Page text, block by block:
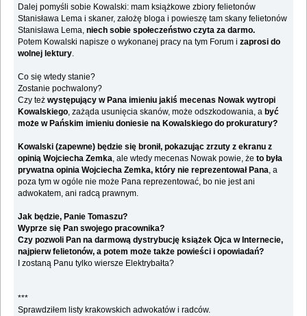
Dalej pomyśli sobie Kowalski: mam książkowe zbiory felietonów
Stanisława Lema i skaner, założę bloga i powieszę tam skany felietonów
Stanisława Lema,niech sobie społeczeństwo czyta za darmo.
Potem Kowalski napisze o wykonanej pracy na tym Forum izaprosi do
wolnej lektury.
Co się wtedy stanie?
Zostanie pochwalony?
Czy teżwystępujący w Pana imieniu jakiś mecenas Nowak wytropi
Kowalskiego, zażąda usunięcia skanów, może odszkodowania, a być
może w Pańskim imieniu doniesie na Kowalskiego do prokuratury?
Kowalski (zapewne) będzie się bronił, pokazując zrzuty z ekranu z
opinią Wojciecha Zemka, ale wtedy mecenas Nowak powie, żeto była
prywatna opinia Wojciecha Zemka, który nie reprezentował Pana, a
poza tym w ogóle nie może Pana reprezentować, bo nie jest ani
adwokatem, ani radcą prawnym.
Jak będzie, Panie Tomaszu?
Wyprze się Pan swojego pracownika?
Czy pozwoli Pan na darmową dystrybucję książek Ojca w Internecie,
najpierw felietonów, a potem może także powieści i opowiadań?
I zostaną Panu tylko wiersze Elektrybałta?
***
Sprawdziłem listy krakowskich adwokatów i radców.